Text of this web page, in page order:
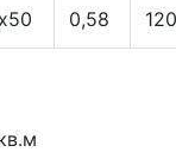
0,58